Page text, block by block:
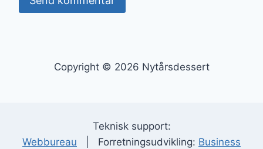
Copyright © 2026 Nytårsdessert
Teknisk support:
Webbureau | Forretningsudvikling: Business